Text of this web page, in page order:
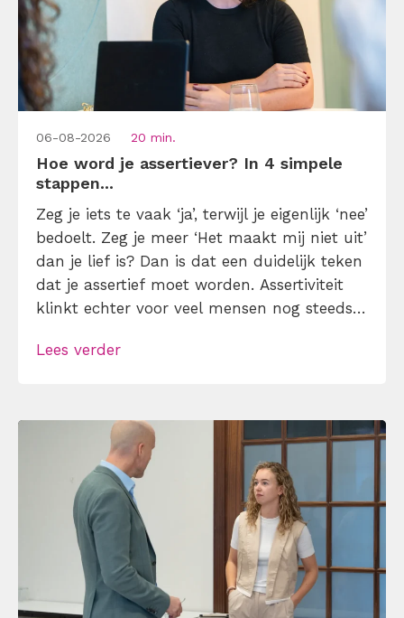
06-08-2026 20 min.
Hoe word je assertiever? In 4 simpele
stappen...
Zeg je iets te vaak ‘ja’, terwijl je eigenlijk ‘nee’
bedoelt. Zeg je meer ‘Het maakt mij niet uit’
dan je lief is? Dan is dat een duidelijk teken
dat je assertief moet worden. Assertiviteit
klinkt echter voor veel mensen nog steeds
maar dat is niet zo. Assertiviteit draait juist
Lees verder